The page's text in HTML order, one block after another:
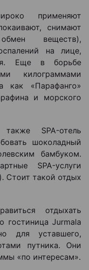
применяют
снимают
веществ),
на лице,
Еще в борьбе
килограммами
как «Парафанго»
и морского
также SPA-отель
шоколадный
бамбуком.
SPA-услуги
). Стоит такой отдых
отдыхать
гостиница Jurmala
для уставшего,
путника. Они
«по интересам».